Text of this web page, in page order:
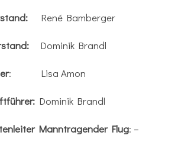
René Bamberger
Dominik Brandl
: Lisa Amon
Dominik Brandl
Manntragender Flug: –